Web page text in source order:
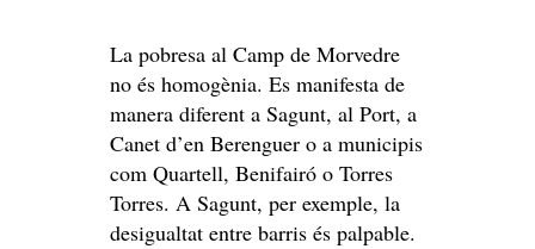
La pobresa al Camp de Morvedre
no és homogènia. Es manifesta de
manera diferent a Sagunt, al Port, a
Canet d’en Berenguer o a municipis
com Quartell, Benifairó o Torres
Torres. A Sagunt, per exemple, la
desigualtat entre barris és palpable.